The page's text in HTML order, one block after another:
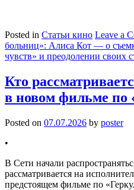
Posted in Статьи кино Leave a
больниц»: Алиса Кот — о
чувств» и преодолении своих
Кто
в новом фильме по
Posted on 07.07.2026 by poster
•
В Сети начали
рассматривается на
предстоящем фильме по